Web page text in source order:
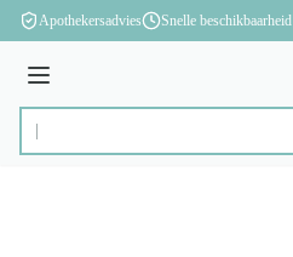
Ga naar de inhoud
Apothekersadvies Snelle beschikbaarheid
Menu
Product, merk, categorie...